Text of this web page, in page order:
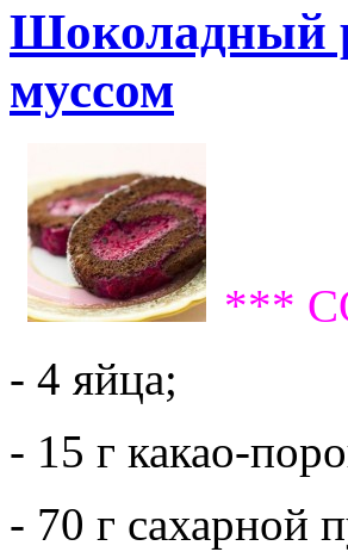
Шоколадный
муссом
***
- 4 яйца;
- 15 г какао-
- 70 г сахарной